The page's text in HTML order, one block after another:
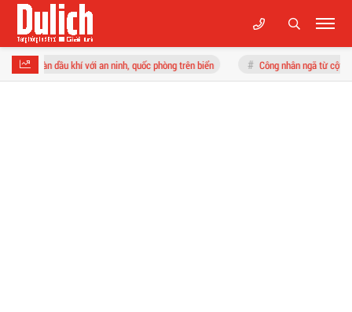
với an ninh, quốc phòng trên biển Công nhân ngã từ cột điện xuống đất tử